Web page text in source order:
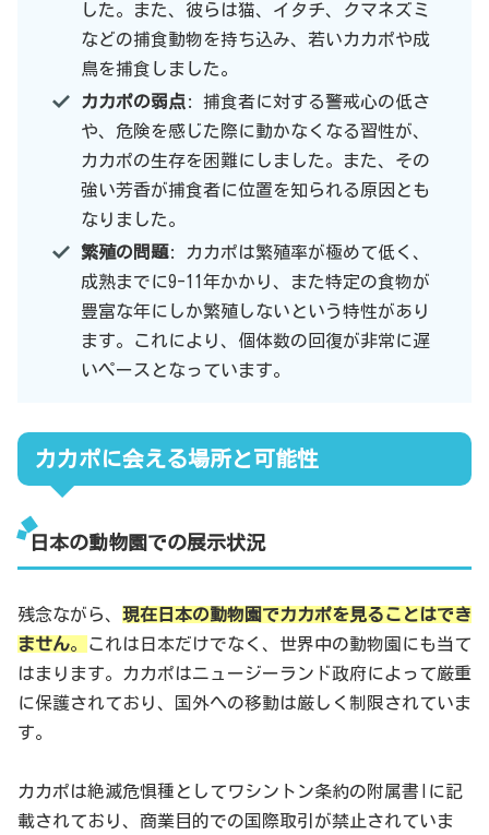
した。また、彼らは猫、イタチ、クマネズミ
などの捕食動物を持ち込み、若いカカポや成
鳥を捕食しました。
カカポの弱点 : 捕食者に対する警戒心の低さ
や、危険を感じた際に動かなくなる習性が、
カカポの生存を困難にしました。また、その
強い芳香が捕食者に位置を知られる原因とも
なりました。
繁殖の問題: カカポは繁殖率が極めて低く、
成熟までに9-11年かかり、また特定の食物が
豊富な年にしか繁殖しないという特性があり
ます。これにより、個体数の回復が非常に遅
いペースとなっています。
カカポに会える場所と可能性
日本の動物園での展示状況
残念ながら、 現在日本の動物園でカカポを見ることはでき
ません。
これは日本だけでなく、世界中の動物園にも当て
はまります。カカポはニュージーランド政府によって厳重
に保護されており、国外への移動は厳しく制限されていま
す。
カカポは絶滅危惧種としてワシントン条約の附属書Iに記
載されており、商業目的での国際取引が禁止されていま